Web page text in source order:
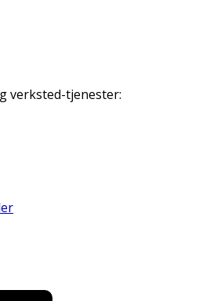
verksted-tjenester: